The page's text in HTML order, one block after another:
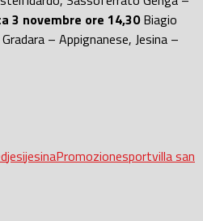
3 novembre ore 14,30Biagio
– Appignanese, Jesina –
jesijesinaPromozionesportvilla san